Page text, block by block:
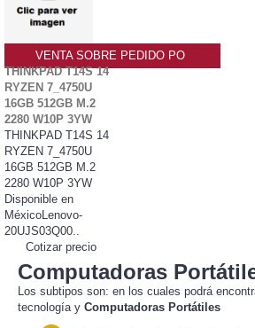
VENTA SOBRE PEDIDO PO
THINKPAD T14S 14
RYZEN 7_4750U
16GB 512GB M.2
2280 W10P 3YW
THINKPAD T14S 14
RYZEN 7_4750U
16GB 512GB M.2
2280 W10P 3YW
Disponible en
MéxicoLenovo-
20UJS03Q00..
Cotizar precio
Computadoras
Los subtipos son: en los cuales podrá
tecnología y Computadoras Portátiles